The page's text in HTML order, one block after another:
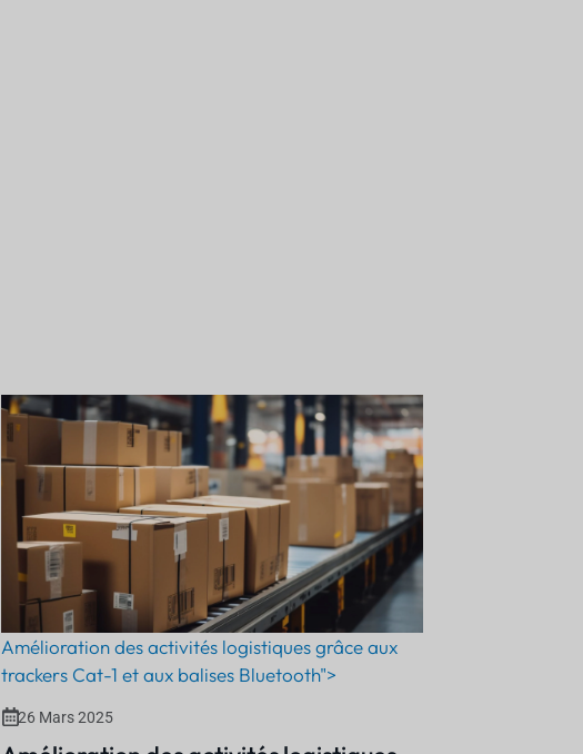
Amélioration des activités logistiques grâce aux
trackers Cat-1 et aux balises Bluetooth">
26 Mars 2025